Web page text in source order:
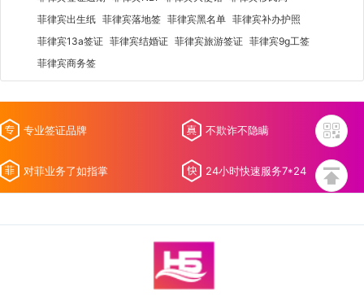
菲律宾出生纸 菲律宾落地签 菲律宾黑名单 菲律宾补办护照
菲律宾13a签证 菲律宾结婚证 菲律宾旅游签证 菲律宾9g工签
菲律宾商务签
专业签证品牌 不欺诈不隐瞒
对菲业务了如指掌 24小时快速服务7*24